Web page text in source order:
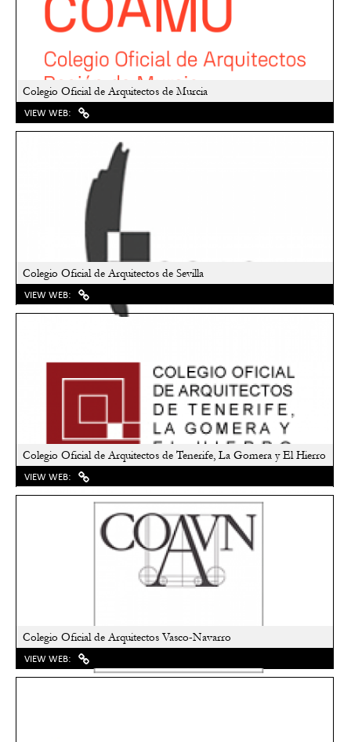
Colegio Oficial de Arquitectos de Murcia
VIEW WEB:
Colegio Oficial de Arquitectos de Sevilla
VIEW WEB:
Colegio Oficial de Arquitectos de Tenerife, La Gomera y El Hierro
VIEW WEB:
Colegio Oficial de Arquitectos Vasco-Navarro
VIEW WEB: